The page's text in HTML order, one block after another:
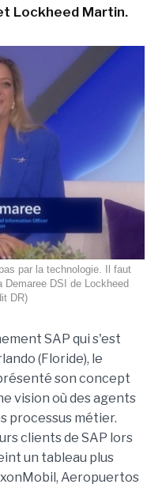
Lockheed Martin.
par la technologie. Il faut
DSI de Lockheed
DR)
SAP qui s'est
(Floride), le
son concept
vision où des agents
processus métier.
clients de SAP lors
un tableau plus
Aeropuertos